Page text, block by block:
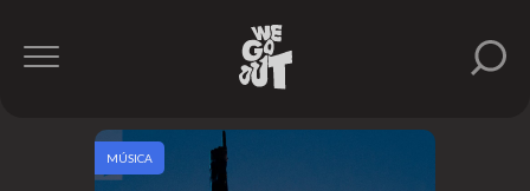
MÚSICA